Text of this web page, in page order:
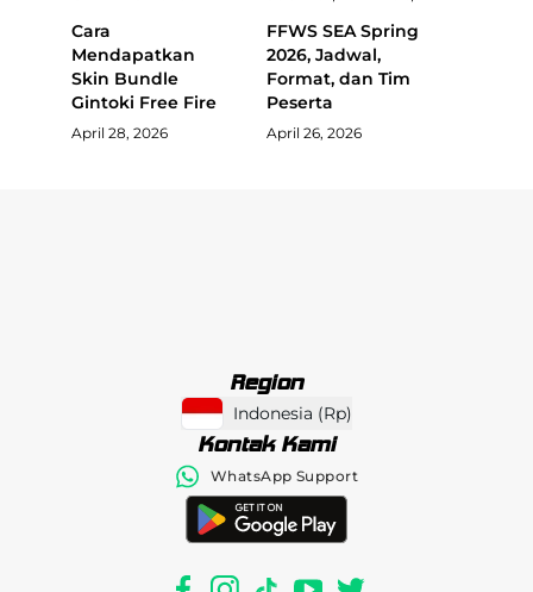
Cara
Mendapatkan
Skin Bundle
Gintoki Free Fire
April 28, 2026
FFWS SEA Spring
2026, Jadwal,
Format, dan Tim
Peserta
April 26, 2026
Region
Indonesia (Rp)
Kontak Kami
WhatsApp Support